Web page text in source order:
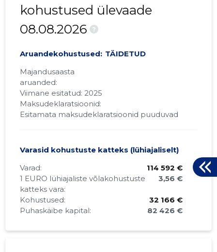
kohustused ülevaade
08.08.2026
?
Aruandekohustused: TÄIDETUD
Majandusaasta
aruanded:
Viimane esitatud: 2025
Maksudeklaratsioonid:
Esitamata maksudeklaratsioonid puuduvad
Varasid kohustuste katteks (lühiajaliselt)
Varad:
114 592 €
1 EURO lühiajaliste võlakohustuste
katteks vara:
3,56 €
Kohustused:
32 166 €
Puhaskäibe kapital:
82 426 €